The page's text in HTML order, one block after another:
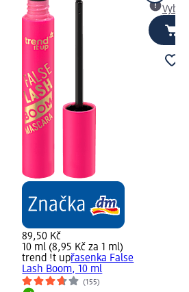
89,50 Kč
10 ml (8,95 Kč za 1 ml)
trend !t upřasenka False
Lash Boom, 10 ml
(155)